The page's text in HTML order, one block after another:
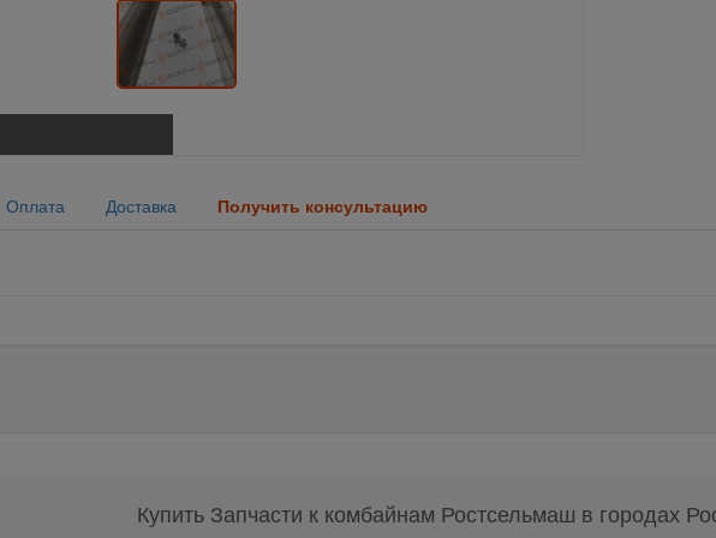
Оплата Доставка Получить консультацию
Купить Запчасти к комбайнам Ростсельмаш в городах